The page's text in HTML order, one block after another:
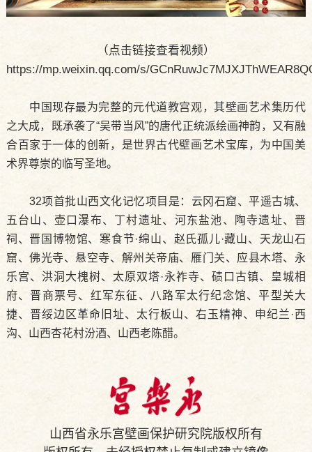
（点击链接查看视频）
https://mp.weixin.qq.com/s/
中国现存最为完整的元代道教宫观，其壁画艺术集历代
之大成，既承袭了“吴带当风”的唐代正统派绘画神韵，又有融
合百家于一体的创新，是世界古代壁画艺术宝库，为中国美
术界尊崇的临写圣地。
32项首批山西文化记忆项目是： 云冈石窟、平遥古城、
五台山、壶口瀑布、丁村遗址、河东盐池、陶寺遗址、晋
祠、晋国博物馆、寒食节·绵山、赵氏孤儿·藏山、天龙山石
窟、佛光寺、悬空寺、解州关帝庙、雁门关、应县木塔、永
乐宫、洪洞大槐树、太原双塔·永祚寺、碛口古镇、皇城相
府、晋商票号、红军东征、八路军太行纪念馆、平型关大
捷、晋绥边区革命旧址、太行板山、右玉精神、申纪兰·西
沟、山西杏花村汾酒、山西老陈醋。
山西省永乐宫壁画保护研究院版权所有